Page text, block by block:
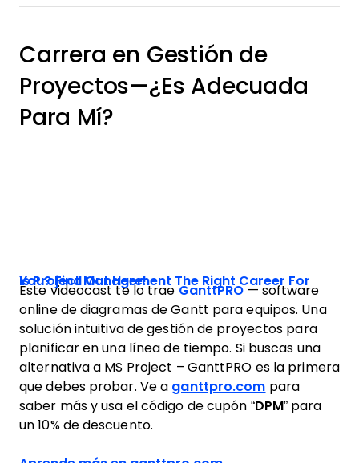
Carrera en Gestión de
Proyectos—¿Es Adecuada
Para Mí?
Is Project Management The Right Career For You? Find Out Here!
Este videocast te lo trae GanttPRO — software
online de diagramas de Gantt para equipos. Una
solución intuitiva de gestión de proyectos para
planificar en una línea de tiempo. Si buscas una
alternativa a MS Project – GanttPRO es la primera
que debes probar. Ve a ganttpro.com para
saber más y usa el código de cupón “DPM” para
un 10% de descuento.